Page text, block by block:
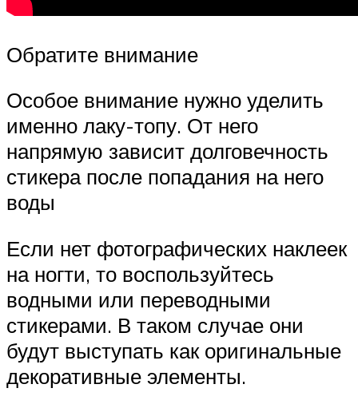
Обратите внимание
Особое внимание нужно уделить
именно лаку-топу. От него
напрямую зависит долговечность
стикера после попадания на него
воды
Если нет фотографических наклеек
на ногти, то воспользуйтесь
водными или переводными
стикерами. В таком случае они
будут выступать как оригинальные
декоративные элементы.